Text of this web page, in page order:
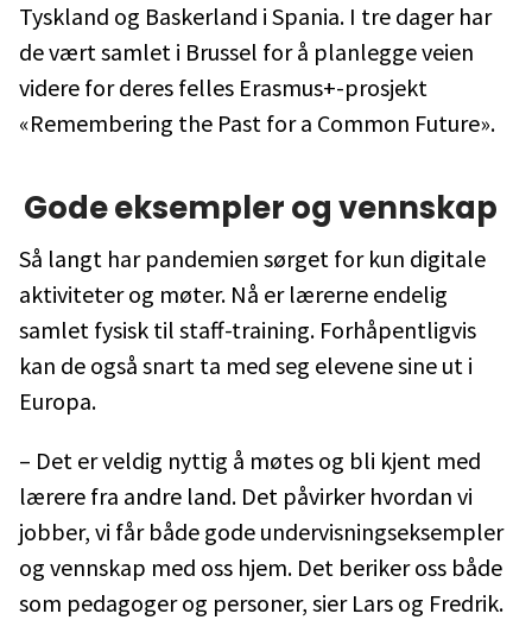
Tyskland og Baskerland i Spania. I tre dager har
de vært samlet i Brussel for å planlegge veien
videre for deres felles Erasmus+-prosjekt
«Remembering the Past for a Common Future».
Gode eksempler og vennskap
Så langt har pandemien sørget for kun digitale
aktiviteter og møter. Nå er lærerne endelig
samlet fysisk til staff-training. Forhåpentligvis
kan de også snart ta med seg elevene sine ut i
Europa.
– Det er veldig nyttig å møtes og bli kjent med
lærere fra andre land. Det påvirker hvordan vi
jobber, vi får både gode undervisningseksempler
og vennskap med oss hjem. Det beriker oss både
som pedagoger og personer, sier Lars og Fredrik.